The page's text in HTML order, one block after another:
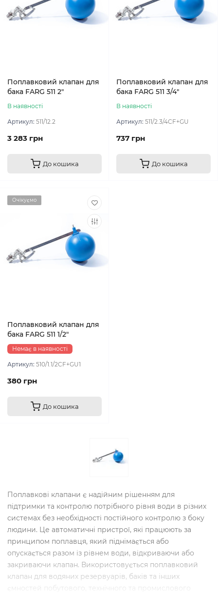
Поплавковий клапан для
бака FARG 511 2″
В наявності
Артикул: 511/12.2
3 283 грн
До кошика
Поплавковий клапан для
бака FARG 511 3/4″
В наявності
Артикул: 511/2.3/4CF+GU
737 грн
До кошика
Очікуємо
Поплавковий клапан для
бака FARG 511 1/2″
Немає в наявності
Артикул: 510/1.1/2CF+GU1
380 грн
До кошика
Поплавкові клапани є надійним рішенням для
підтримки та контролю потрібного рівня води в різних
системах без необхідності постійного контролю з боку
людини. Це автоматичні пристрої, які працюють за
принципом поплавця, який піднімається або
опускається разом із рівнем води, відкриваючи або
закриваючи клапан. Використовується поплавковий
клапан для водяних резервуарів, баків та інших
ємностей побутового, технічного та промислового